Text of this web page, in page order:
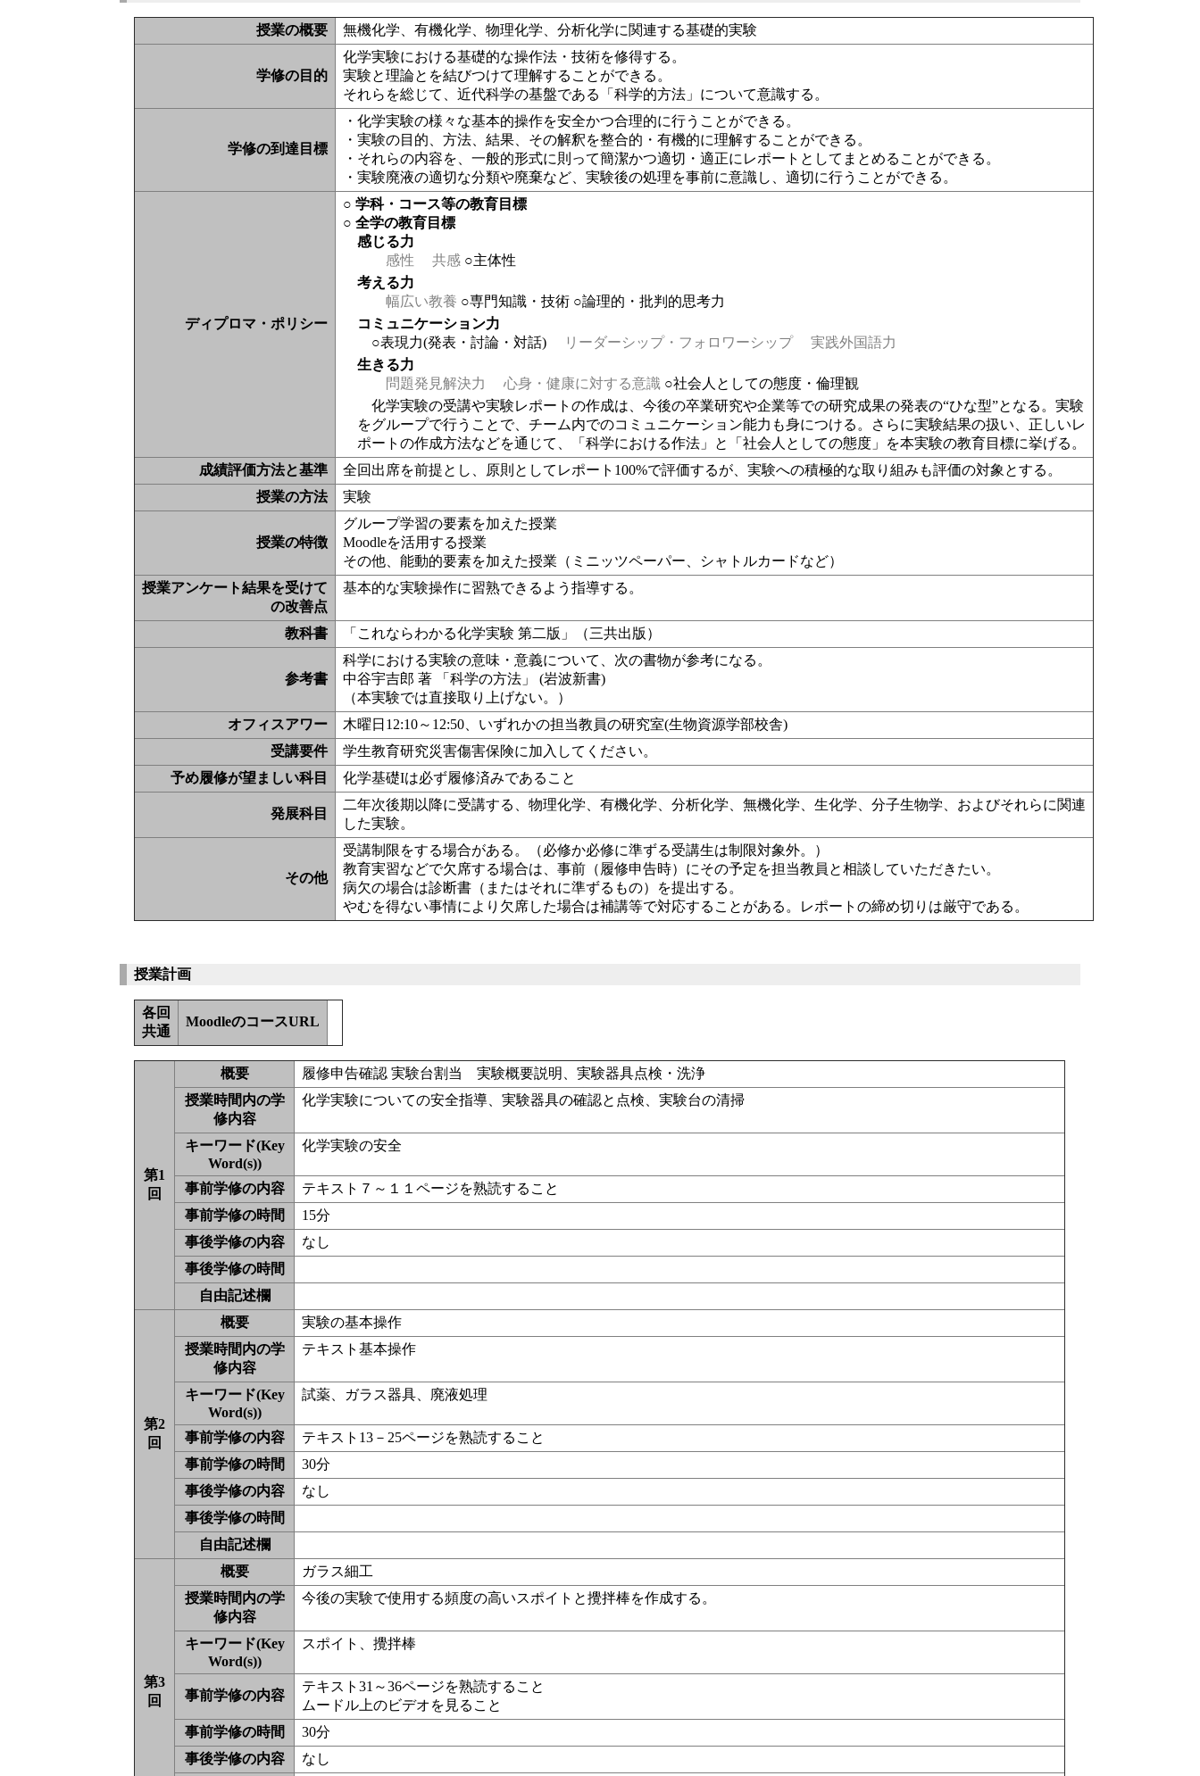
授業の概要 無機化学、有機化学、物理化学、分析化学に関連する基礎的実験
学修の目的
化学実験における基礎的な操作法・技術を修得する。
実験と理論とを結びつけて理解することができる。
それらを総じて、近代科学の基盤である「科学的方法」について意識する。
学修の到達目標
・化学実験の様々な基本的操作を安全かつ合理的に行うことができる。
・実験の目的、方法、結果、その解釈を整合的・有機的に理解することができる。
・それらの内容を、一般的形式に則って簡潔かつ適切・適正にレポートとしてまとめることができる。
・実験廃液の適切な分類や廃棄など、実験後の処理を事前に意識し、適切に行うことができる。
ディプロマ・ポリシー
○ 学科・コース等の教育目標
○ 全学の教育目標
感じる力
感性
共感 ○主体性
考える力
幅広い教養 ○専門知識・技術 ○論理的・批判的思考力
コミュニケーション力
○表現力(発表・討論・対話)
リーダーシップ・フォロワーシップ
実践外国語力
生きる力
問題発見解決力
心身・健康に対する意識 ○社会人としての態度・倫理観
化学実験の受講や実験レポートの作成は、今後の卒業研究や企業等での研究成果の発表の“ひな型”となる。実験
をグループで行うことで、チーム内でのコミュニケーション能力も身につける。さらに実験結果の扱い、正しいレ
ポートの作成方法などを通じて、「科学における作法」と「社会人としての態度」を本実験の教育目標に挙げる。
成績評価方法と基準
全回出席を前提とし、原則としてレポート100%で評価するが、実験への積極的な取り組みも評価の対象とする。
授業の方法
実験
授業の特徴
グループ学習の要素を加えた授業
Moodleを活用する授業
その他、能動的要素を加えた授業（ ミニッツペーパー、シャトルカードなど）
授業アンケート結果を受けて
の改善点
基本的な実験操作に習熟できるよう指導する。
教科書 「これならわかる化学実験 第二版」（三共出版）
参考書
科学における実験の意味・意義について、次の書物が参考になる。
中谷宇吉郎 著 「科学の方法」 (岩波新書)
（本実験では直接取り上げない。）
オフィスアワー
木曜日12:10～12:50、いずれかの担当教員の研究室(生物資源学部校舎)
受講要件
学生教育研究災害傷害保険に加入してください。
予め履修が望ましい科目
化学基礎Iは必ず履修済みであること
発展科目
二年次後期以降に受講する、物理化学、有機化学、分析化学、無機化学、生化学、分子生物学、およびそれらに関連
した実験。
その他
受講制限をする場合がある。（必修か必修に準ずる受講生は制限対象外。）
教育実習などで欠席する場合は、事前（履修申告時）にその予定を担当教員と相談していただきたい。
病欠の場合は診断書（またはそれに準ずるもの）を提出する。
やむを得ない事情により欠席した場合は補講等で対応することがある。レポートの締め切りは厳守である。
授業計画
各回
共通
MoodleのコースURL
第1
回
概要
履修申告確認 実験台割当 実験概要説明、実験器具点検・洗浄
授業時間内の学
修内容
化学実験についての安全指導、実験器具の確認と点検、実験台の清掃
キーワード(Key
Word(s))
化学実験の安全
事前学修の内容
テキスト７～１１ページを熟読すること
事前学修の時間
15分
事後学修の内容
なし
事後学修の時間
自由記述欄
第2
回
概要
実験の基本操作
授業時間内の学
修内容
テキスト基本操作
キーワード(Key
Word(s))
試薬、ガラス器具、廃液処理
事前学修の内容
テキスト13－25ページを熟読すること
事前学修の時間
30分
事後学修の内容
なし
事後学修の時間
自由記述欄
第3
回
概要
ガラス細工
授業時間内の学
修内容
今後の実験で使用する頻度の高いスポイトと攪拌棒を作成する。
キーワード(Key
Word(s))
スポイト、攪拌棒
事前学修の内容
テキスト31～36ページを熟読すること
ムードル上のビデオを見ること
事前学修の時間
30分
事後学修の内容
なし